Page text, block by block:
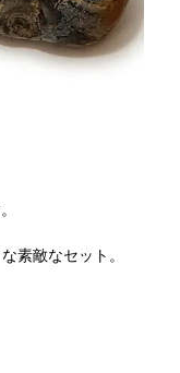
素敵なセット。